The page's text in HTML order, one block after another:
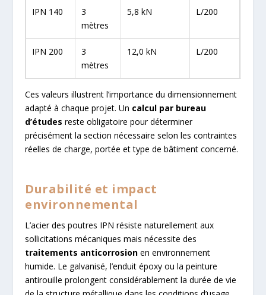
IPN 140
3
mètres
5,8 kN L/200
IPN 200
3
mètres
12,0 kN L/200
Ces valeurs illustrent l’importance du dimensionnement
adapté à chaque projet. Un calcul par bureau
d’études reste obligatoire pour déterminer
précisément la section nécessaire selon les contraintes
réelles de charge, portée et type de bâtiment concerné.
Durabilité et impact
environnemental
L’acier des poutres IPN résiste naturellement aux
sollicitations mécaniques mais nécessite des
traitements anticorrosion en environnement
humide. Le galvanisé, l’enduit époxy ou la peinture
antirouille prolongent considérablement la durée de vie